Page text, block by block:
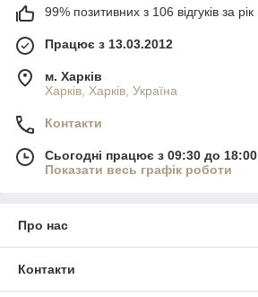
99% позитивних з 106 відгуків за рік
Працює з 13.03.2012
м. Харків
Харків, Харків, Україна
Контакти
Сьогодні працює з 09:30 до 18:00
Показати весь графік роботи
Про нас
Контакти